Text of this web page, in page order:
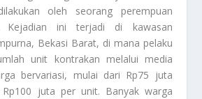
oleh seorang perempuan
Kejadian ini terjadi di kawasan
Bekasi Barat, di mana pelaku
unit kontrakan melalui media
bervariasi, mulai dari Rp75 juta
juta per unit. Banyak warga